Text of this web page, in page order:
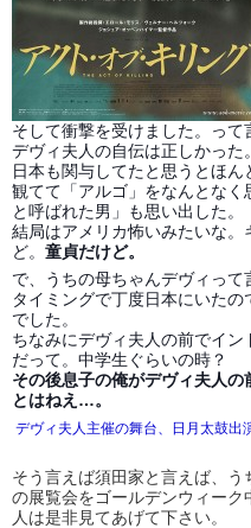
そして衝撃を受けました。って
デヴィ夫人の自伝は正しかった。
日本も関与してたと思うとほん
観てて「アルゴ」をなんとな
と呼ばれた男」も思い出した。
結局はアメリカ怖いみたいな
ど。 童貞だけど。
で、うちの母ちゃんデヴィっ
タイミングで丁度日本にいた
でした。
ちなみにデヴィ夫人の前でイ
だって。中学生ぐらいの時？
その後息子の俺がデヴィ夫人
とはねえ…。
デヴィ夫人主催の舞台、日月太鼓出
そう言えば須田家と言えば、
の展覧会をゴールデンウィー
人は是非見てあげて下さい。